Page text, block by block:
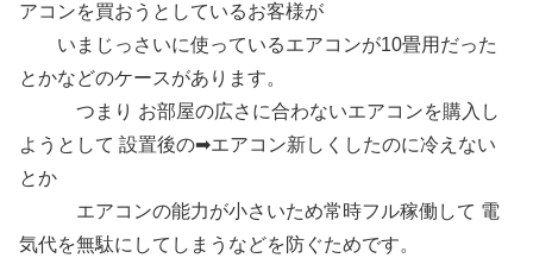
アコンを買おうとしているお客様が
いまじっさいに使っているエアコンが10畳用だった
とかなどのケースがあります。
つまり お部屋の広さに合わないエアコンを購入し
ようとして 設置後の➡エアコン新しくしたのに冷えない
とか
エアコンの能力が小さいため常時フル稼働して 電
気代を無駄にしてしまうなどを防ぐためです。